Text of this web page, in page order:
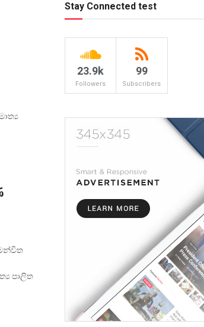
පාලිත
Stay Connected test
23.9k
Followers
99
Subscribers